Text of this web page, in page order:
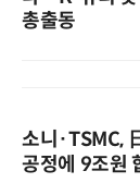
총출동
소니·TSMC,
공정에 9조원